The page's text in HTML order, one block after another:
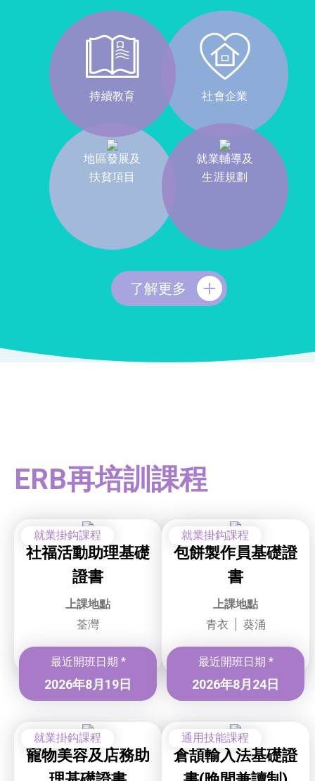
持續教育 社會企業
地區發展及
扶貧項目
就業輔導及
生涯規劃
了解更多
ERB再培訓課程
就業掛鈎課程
社福活動助理基礎
證書
上課地點
荃灣
最近開班日期 *
2026年8月19日
就業掛鈎課程
包餅製作員基礎證
書
上課地點
青衣
葵涌
最近開班日期 *
2026年8月24日
就業掛鈎課程
寵物美容及店務助
通用技能課程
倉頡輸入法基礎證